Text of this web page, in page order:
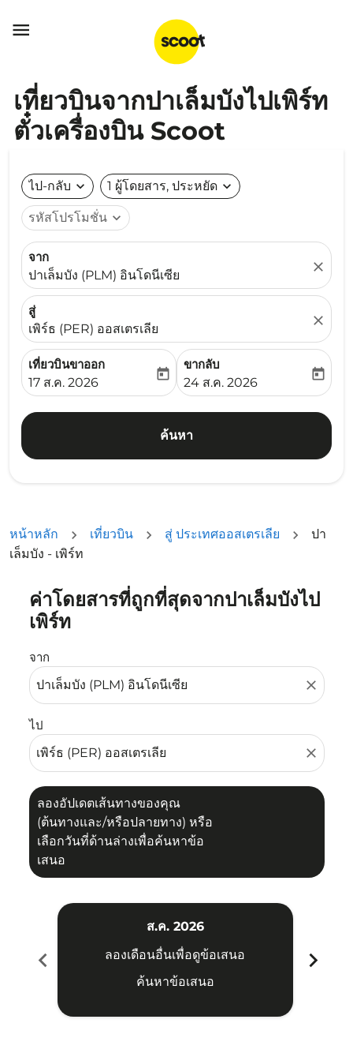

เที่ยวบินจากปาเล็มบังไปเพิร์ท
ตั๋วเครื่องบิน Scoot
ไป-กลับ expand_more 1 ผู้โดยสาร, ประหยัด expand_more
รหัสโปรโมชั่น expand_more
จาก
ปาเล็มบัง (PLM) อินโดนีเซีย
close
สู่
เพิร์ธ (PER) ออสเตรเลีย
close
เที่ยวบินขาออก
fc-booking-departure-date-aria-label
17 ส.ค. 2026
today
ขากลับ
fc-booking-return-date-
24 ส.ค. 2026
today
ค้นหา
หน้าหลัก เที่ยวบิน สู่ ประเทศออสเตรเลีย
ปา
เล็มบัง - เพิร์ท
ค่าโดยสารที่ถูกที่สุดจากปาเล็มบังไป
เพิร์ท
จาก
close
ไป
close
ลองอัปเดตเส้นทางของคุณ
(ต้นทางและ/หรือปลายทาง) หรือ
เลือกวันที่ด้านล่างเพื่อค้นหาข้อ
เสนอ
ลองอัปเดตเส้นทางของคุณ (ต้นทางและ/หรือปลายทาง) หรื
chevron_left
ส.ค. 2026
ลองเดือนอื่นเพื่อดูข้อเสนอ
ค้นหาข้อเสนอ
chevron_right